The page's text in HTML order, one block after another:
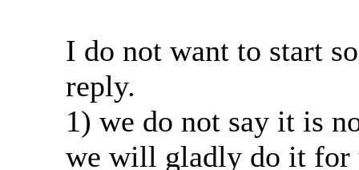
I do not want to start
reply.
1) we do not say it is
we will gladly do it for